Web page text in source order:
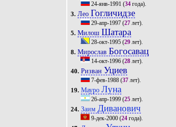
24-янв-1991 (34 года).
3. Лео Гогличидзе
29-апр-1997 (27 лет).
5. Милош Шатара
28-окт-1995 (29 лет).
8. Мирослав Богосавац
14-окт-1996 (28 лет).
40. Ризван Уциев
7-фев-1988 (37 лет).
19. МауроЛуна
26-апр-1999 (25 лет).
24. Заим Диванович
9-дек-2000 (24 года).